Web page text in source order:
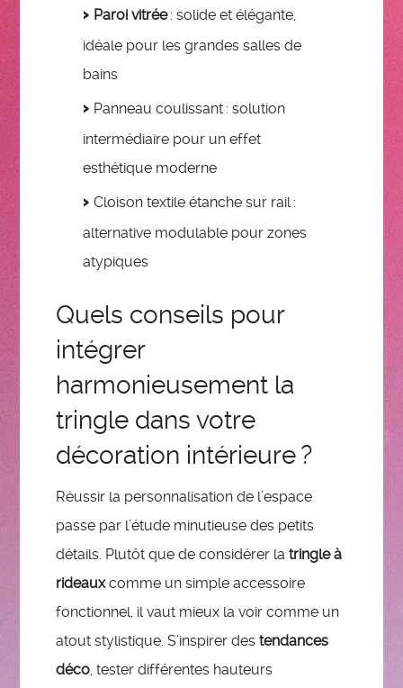
Paroi vitrée: solide et élégante,
idéale pour les grandes salles de
bains
Panneau coulissant : solution
intermédiaire pour un effet
esthétique moderne
Cloison textile étanche sur rail :
alternative modulable pour zones
atypiques
Quels conseils pour
intégrer
harmonieusement la
tringle dans votre
décoration intérieure ?
Réussir la personnalisation de l’espace
passe par l’étude minutieuse des petits
détails. Plutôt que de considérer latringle à
rideauxcomme un simple accessoire
fonctionnel, il vaut mieux la voir comme un
atout stylistique. S’inspirer destendances
déco , tester différentes hauteurs